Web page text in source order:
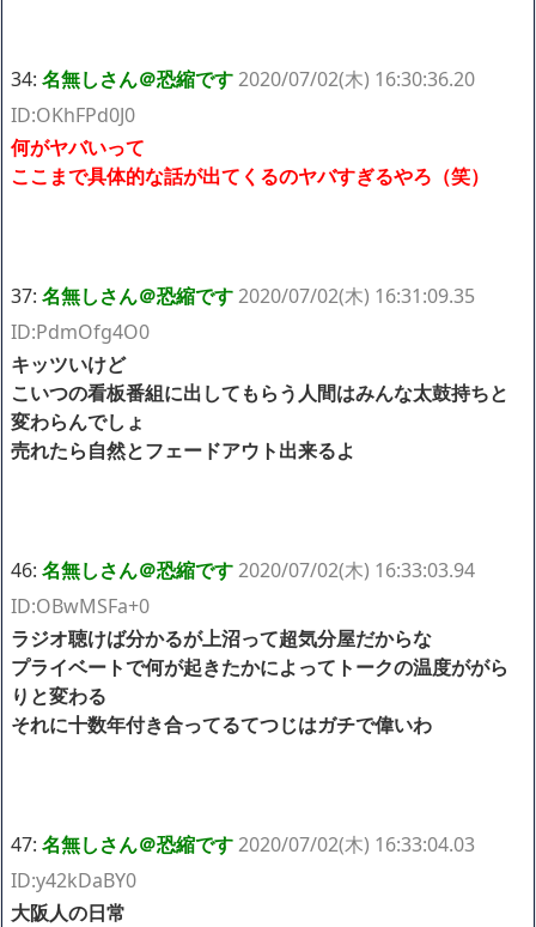
34: 名無しさん＠恐縮です2020/07/02(木) 16:30:36.20
ID:OKhFPd0J0
何がヤバいって
ここまで具体的な話が出てくるのヤバすぎるやろ（笑）
37: 名無しさん＠恐縮です2020/07/02(木) 16:31:09.35
ID:PdmOfg4O0
キッツいけど
こいつの看板番組に出してもらう人間はみんな太鼓持ちと
変わらんでしょ
売れたら自然とフェードアウト出来るよ
46: 名無しさん＠恐縮です2020/07/02(木) 16:33:03.94
ID:OBwMSFa+0
ラジオ聴けば分かるが上沼って超気分屋だからな
プライベートで何が起きたかによってトークの温度ががら
りと変わる
それに十数年付き合ってるてつじはガチで偉いわ
47: 名無しさん＠恐縮です2020/07/02(木) 16:33:04.03
ID:y42kDaBY0
大阪人の日常